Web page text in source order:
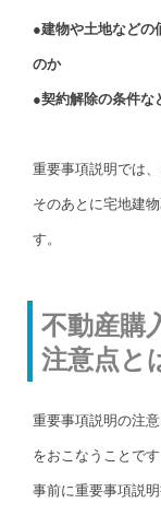
●建物や土地などの
のか
●契約解除の条件な
重要事項説明では
そのあとに宅地建
す。
不動産購
注意点と
重要事項説明の注
をおこなうことです
事前に重要事項説